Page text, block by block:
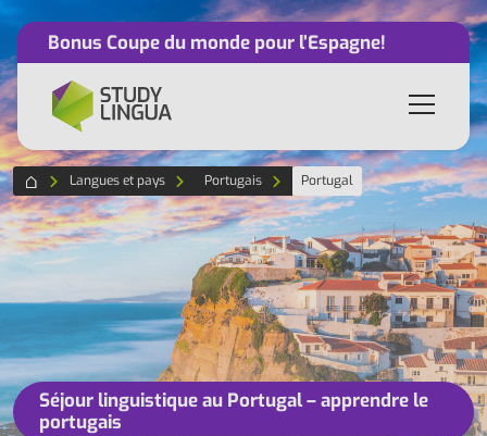
Bonus Coupe du monde pour l’Espagne!
Langues et pays Portugais Portugal
Séjour linguistique au Portugal – apprendre le
portugais